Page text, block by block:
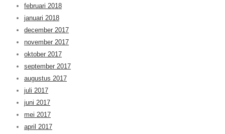
februari 2018
januari 2018
december 2017
november 2017
oktober 2017
september 2017
augustus 2017
juli 2017
juni 2017
mei 2017
april 2017